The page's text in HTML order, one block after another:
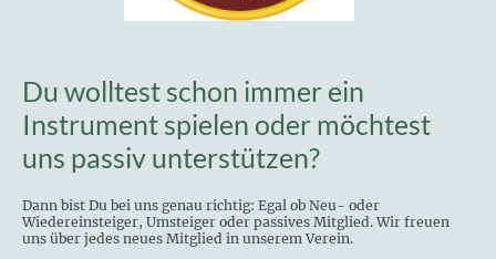
Du wolltest schon immer ein
Instrument spielen oder möchtest
uns passiv unterstützen?
Dann bist Du bei uns genau richtig: Egal ob Neu- oder
Wiedereinsteiger, Umsteiger oder passives Mitglied. Wir freuen
uns über jedes neues Mitglied in unserem Verein.